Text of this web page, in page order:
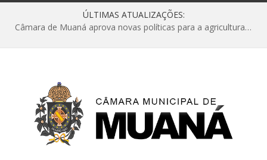
ÚLTIMAS ATUALIZAÇÕES:
Câmara de Muaná aprova novas políticas para a agricultura e solicita reforma da Ponte do Reduto